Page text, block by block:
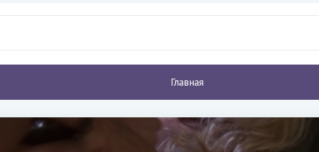
Главная